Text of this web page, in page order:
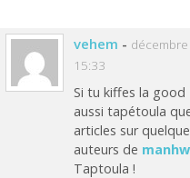
vehem -
15:33
Si tu kiffes la good
aussi tapétoula
articles sur
auteurs de
Taptoula !